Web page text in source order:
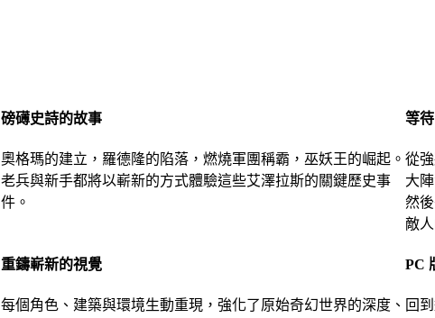
磅礡史詩的故事
奧格瑪的建立，羅德隆的陷落，燃燒軍團稱霸，巫妖王的崛起。
老兵與新手都將以嶄新的方式體驗這些艾澤拉斯的關鍵歷史事
件。
等
從
大
然
敵
重鑄嶄新的視覺
每個角色、建築與環境生動重現，強化了原始奇幻世界的深度、
PC
回